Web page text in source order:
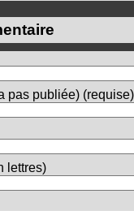
pas publiée) (requise)
lettres)